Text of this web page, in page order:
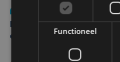
za 1 augustus |
Belgisch Solar Team met
eerst in VS
Functioneel